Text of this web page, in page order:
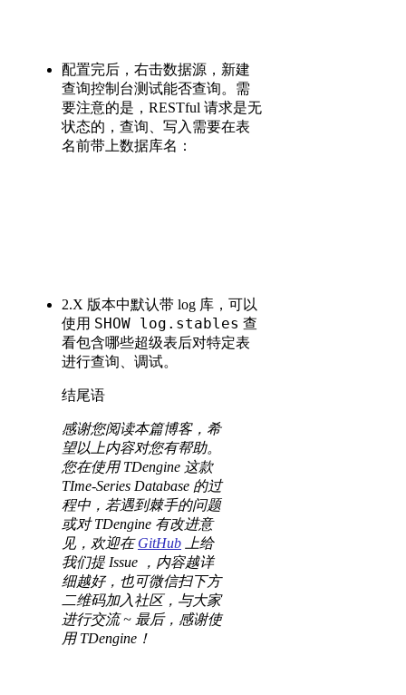
配置完后，右击数据源，新建
查询控制台测试能否查询。需
要注意的是，RESTful 请求是无
状态的，查询、写入需要在表
名前带上数据库名：
2.X 版本中默认带 log 库，可以
使用 SHOW log.stables 查
看包含哪些超级表后对特定表
进行查询、调试。
结尾语
感谢您阅读本篇博客，希
望以上内容对您有帮助。
您在使用 TDengine 这款
TIme-Series Database 的过
程中，若遇到棘手的问题
或对 TDengine 有改进意
见，欢迎在GitHub 上给
我们提 Issue ，内容越详
细越好，也可微信扫下方
二维码加入社区，与大家
进行交流 ~ 最后，感谢使
用 TDengine！